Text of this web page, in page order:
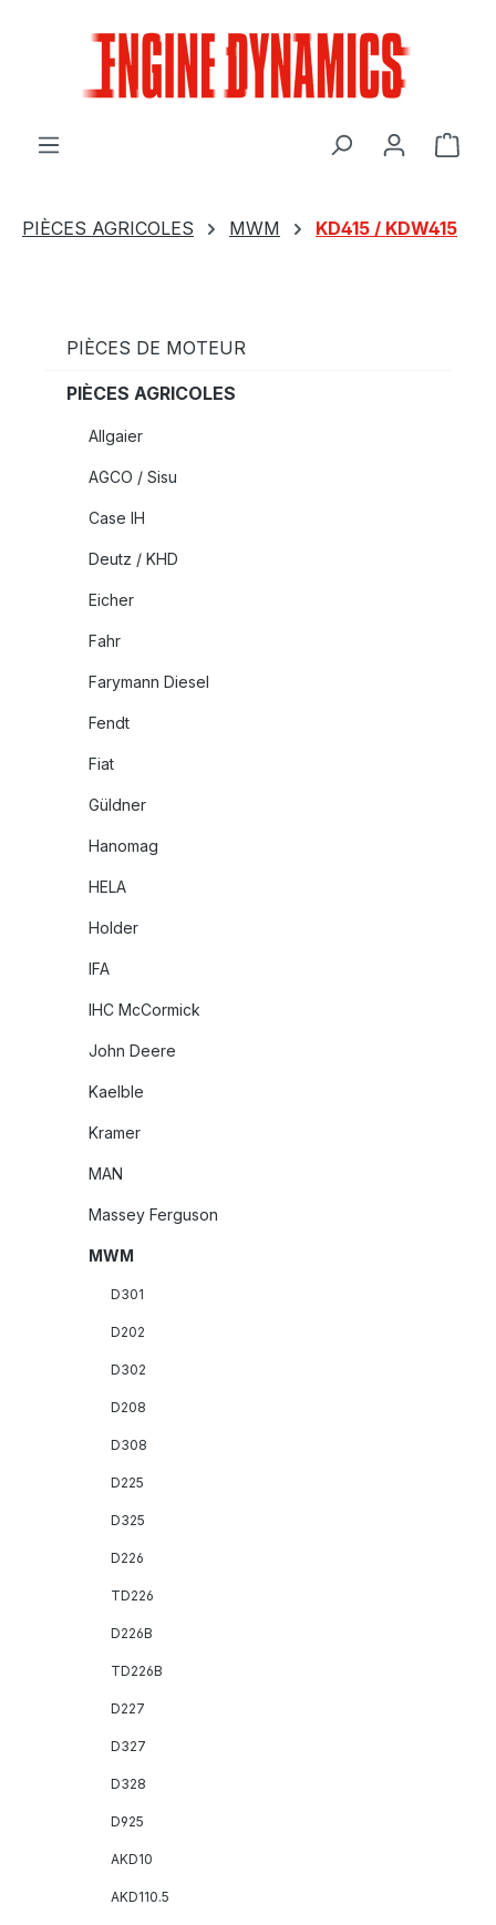
Le
PIÈCES AGRICOLES MWM KD415 / KDW415
PIÈCES DE MOTEUR
PIÈCES AGRICOLES
Allgaier
AGCO / Sisu
Case IH
Deutz / KHD
Eicher
Fahr
Farymann Diesel
Fendt
Fiat
Güldner
Hanomag
HELA
Holder
IFA
IHC McCormick
John Deere
Kaelble
Kramer
MAN
Massey Ferguson
MWM
D301
D202
D302
D208
D308
D225
D325
D226
TD226
D226B
TD226B
D227
D327
D328
D925
AKD10
AKD110.5